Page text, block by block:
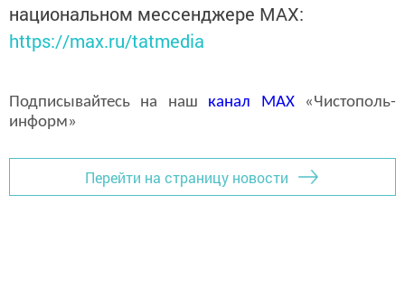
национальном мессенджере MАХ:
https://max.ru/tatmedia
Подписывайтесь на наш канал MAX«Чистополь-
информ»
Перейти на страницу новости